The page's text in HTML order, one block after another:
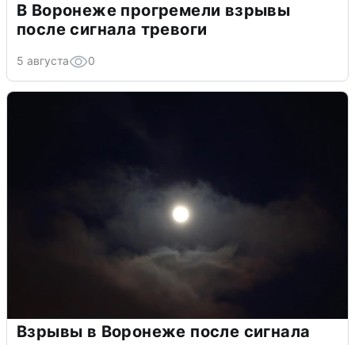
В Воронеже прогремели взрывы
после сигнала тревоги
5 августа 0
Взрывы в Воронеже после сигнала